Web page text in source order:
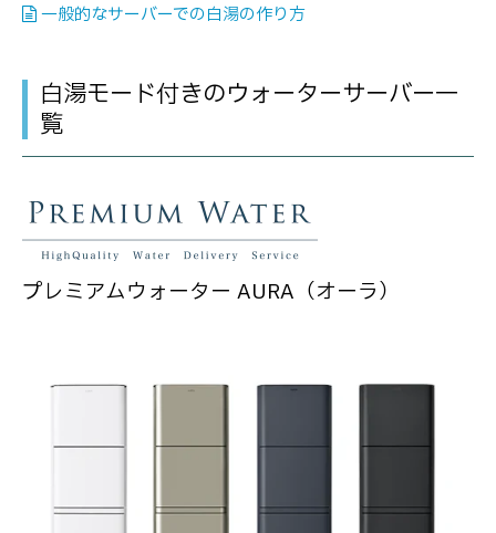
一般的なサーバーでの白湯の作り方
白湯モード付きのウォーターサーバー一
覧
プレミアムウォーター AURA（オーラ）